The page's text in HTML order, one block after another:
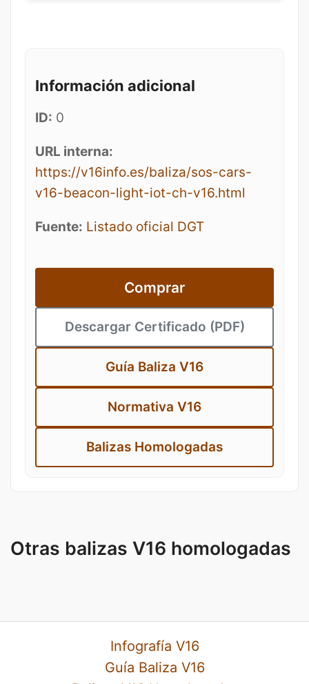
Información adicional
ID: 0
URL interna:
https://v16info.es/baliza/sos-cars-
v16-beacon-light-iot-ch-v16.html
Fuente: Listado oficial DGT
Comprar
Descargar Certificado (PDF)
Guía Baliza V16
Normativa V16
Balizas Homologadas
Otras balizas V16 homologadas
Infografía V16
Guía Baliza V16